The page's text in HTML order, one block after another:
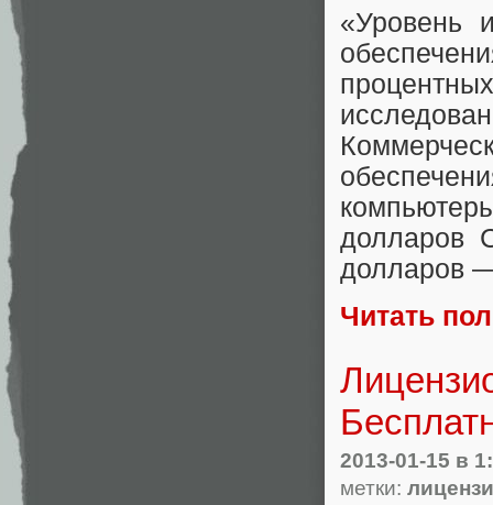
«Уровень
долларов
Читать
2013-01-15 в
метки: